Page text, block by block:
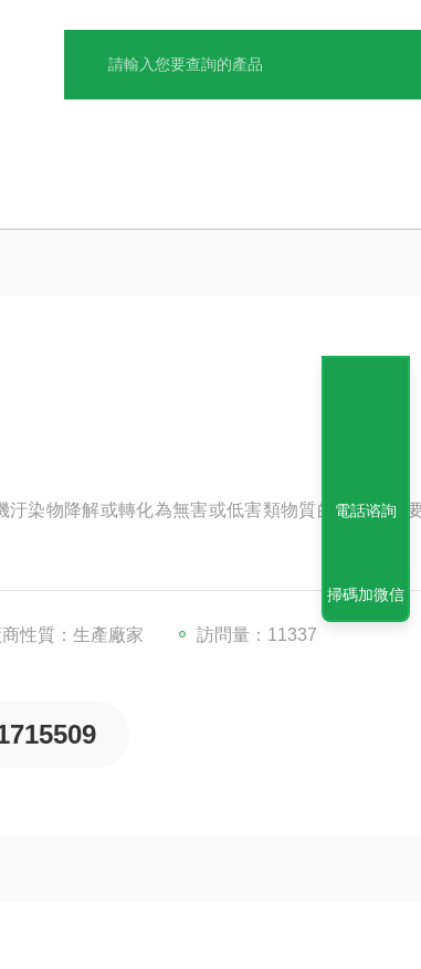
染物降解或轉化為無害或低害類物質的過程。主
性質：生產廠家 訪問量：11337
電話谘詢
掃碼加微信